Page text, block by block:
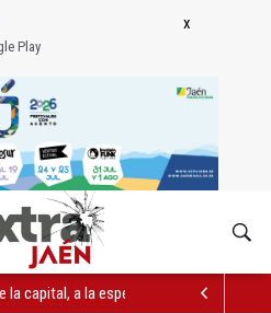
Play
la capital, a la espera de que se restaure